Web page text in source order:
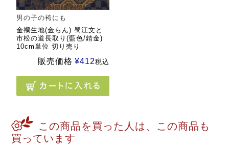
男の子の袴にも
金襴生地(金らん) 蜀江文と
市松の道長取り(藍色/錆金)
10cm単位 切り売り
販売価格 ¥412税込
この商品を買った人は、この商品も
買っています